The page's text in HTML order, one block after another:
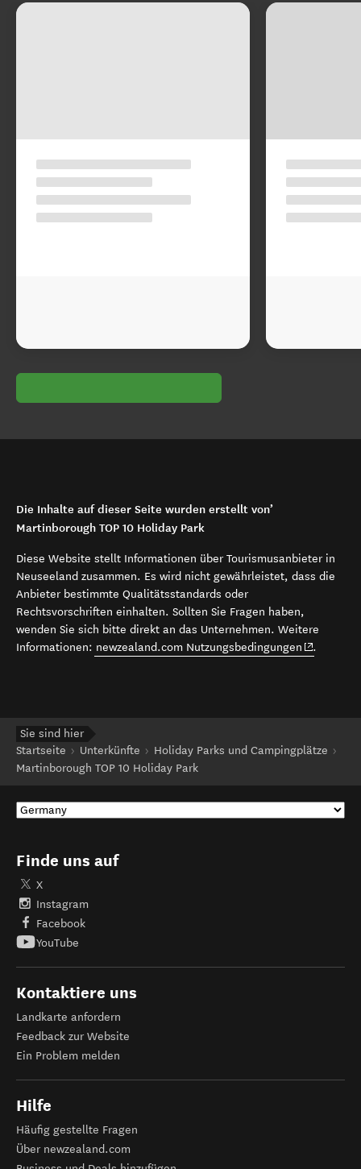
Die Inhalte auf dieser Seite wurden erstellt von’
Martinborough TOP 10 Holiday Park
Diese Website stellt Informationen über Tourismusanbieter in
Neuseeland zusammen. Es wird nicht gewährleistet, dass die
Anbieter bestimmte Qualitätsstandards oder
Rechtsvorschriften einhalten. Sollten Sie Fragen haben,
wenden Sie sich bitte direkt an das Unternehmen. Weitere
Informationen: newzealand.com Nutzungsbedingungen (opens in
.
Sie sind hier
Startseite
Unterkünfte
Holiday Parks und Campingplätze
Martinborough TOP 10 Holiday Park
Finde uns auf
X
Instagram
Facebook
YouTube
Kontaktiere uns
Landkarte anfordern
Feedback zur Website
Ein Problem melden
Hilfe
Häufig gestellte Fragen
Über newzealand.com